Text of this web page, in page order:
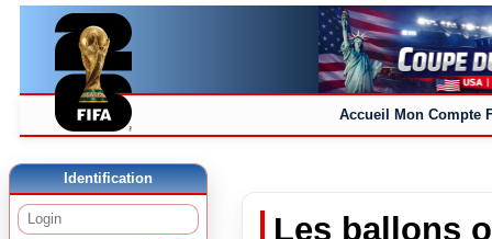
Accueil Mon Compte
Identification
Les ballons